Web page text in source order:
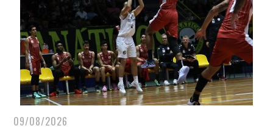
09/08/2026